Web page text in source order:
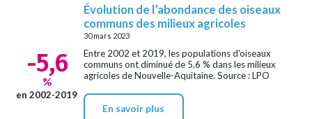
-5,6
%
en 2002-2019
Évolution de l’abondance des oiseaux
communs des milieux agricoles
30 mars 2023
Entre 2002 et 2019, les populations d'oiseaux
communs ont diminué de 5,6 % dans les milieux
agricoles de Nouvelle-Aquitaine. Source : LPO
En savoir plus